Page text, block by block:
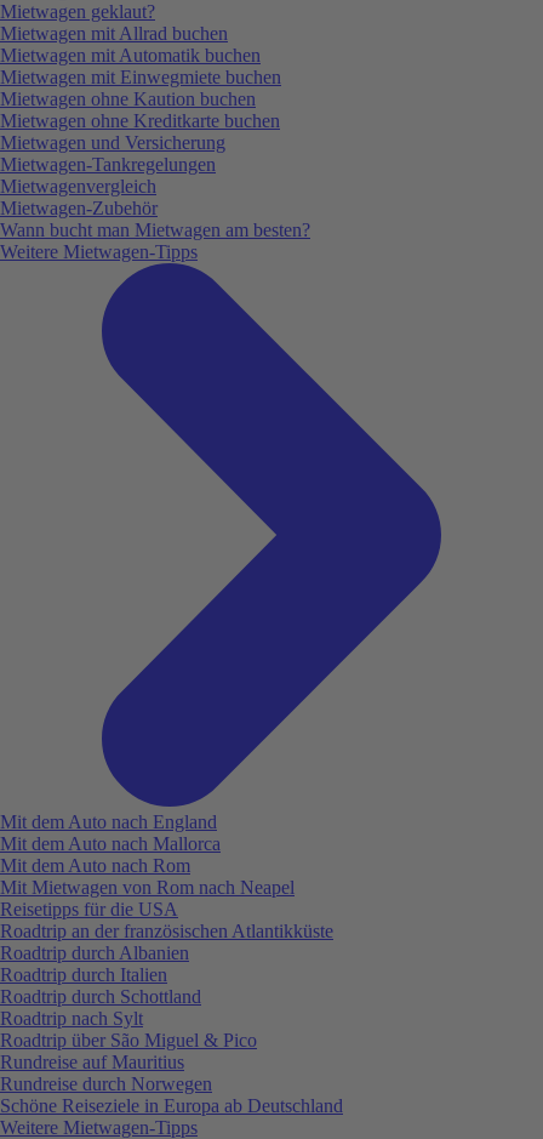
Mietwagen geklaut?
Mietwagen mit Allrad buchen
Mietwagen mit Automatik buchen
Mietwagen mit Einwegmiete buchen
Mietwagen ohne Kaution buchen
Mietwagen ohne Kreditkarte buchen
Mietwagen und Versicherung
Mietwagen-Tankregelungen
Mietwagenvergleich
Mietwagen-Zubehör
Wann bucht man Mietwagen am besten?
Weitere Mietwagen-Tipps
Mit dem Auto nach England
Mit dem Auto nach Mallorca
Mit dem Auto nach Rom
Mit Mietwagen von Rom nach Neapel
Reisetipps für die USA
Roadtrip an der französischen Atlantikküste
Roadtrip durch Albanien
Roadtrip durch Italien
Roadtrip durch Schottland
Roadtrip nach Sylt
Roadtrip über São Miguel & Pico
Rundreise auf Mauritius
Rundreise durch Norwegen
Schöne Reiseziele in Europa ab Deutschland
Weitere Mietwagen-Tipps